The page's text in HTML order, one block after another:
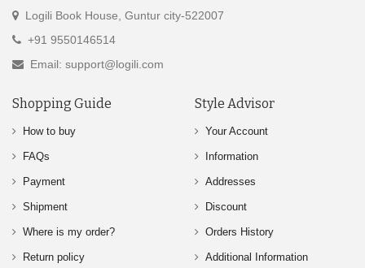
Logili Book House, Guntur city-522007
+91 9550146514
Email: support@logili.com
Shopping Guide
How to buy
FAQs
Payment
Shipment
Where is my order?
Return policy
Style Advisor
Your Account
Information
Addresses
Discount
Orders History
Additional Information